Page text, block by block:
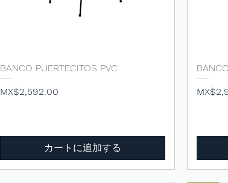
クイックビュー
BANCO PUERTECITOS PVC
価格
MX$2,592.00
カートに追加する
価格